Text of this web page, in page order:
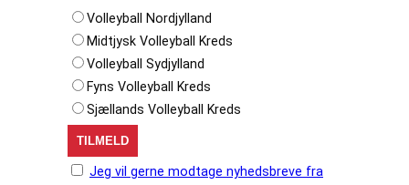
Volleyball Nordjylland
Midtjysk Volleyball Kreds
Volleyball Sydjylland
Fyns Volleyball Kreds
Sjællands Volleyball Kreds
Jeg vil gerne modtage nyhedsbreve fra